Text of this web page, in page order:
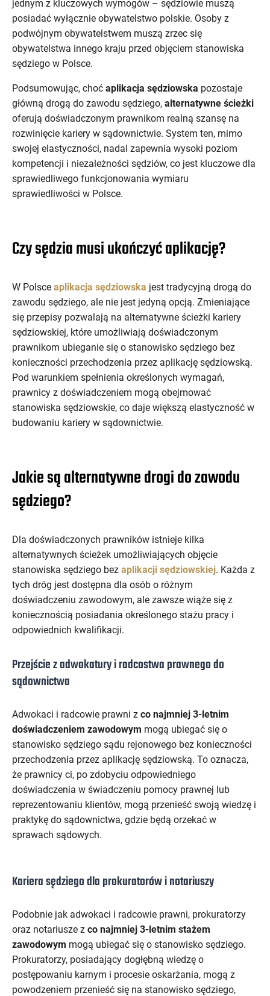
jednym z kluczowych wymogów – sędziowie muszą
posiadać wyłącznie obywatelstwo polskie. Osoby z
podwójnym obywatelstwem muszą zrzec się
obywatelstwa innego kraju przed objęciem stanowiska
sędziego w Polsce.
Podsumowując, choć aplikacja sędziowska pozostaje
główną drogą do zawodu sędziego, alternatywne ścieżki
oferują doświadczonym prawnikom realną szansę na
rozwinięcie kariery w sądownictwie. System ten, mimo
swojej elastyczności, nadal zapewnia wysoki poziom
kompetencji i niezależności sędziów, co jest kluczowe dla
sprawiedliwego funkcjonowania wymiaru
sprawiedliwości w Polsce.
Czy sędzia musi ukończyć aplikację?
W Polsce aplikacja sędziowska jest tradycyjną drogą do
zawodu sędziego, ale nie jest jedyną opcją. Zmieniające
się przepisy pozwalają na alternatywne ścieżki kariery
sędziowskiej, które umożliwiają doświadczonym
prawnikom ubieganie się o stanowisko sędziego bez
konieczności przechodzenia przez aplikację sędziowską.
Pod warunkiem spełnienia określonych wymagań,
prawnicy z doświadczeniem mogą obejmować
stanowiska sędziowskie, co daje większą elastyczność w
budowaniu kariery w sądownictwie.
Jakie są alternatywne drogi do zawodu
sędziego?
Dla doświadczonych prawników istnieje kilka
alternatywnych ścieżek umożliwiających objęcie
stanowiska sędziego bez aplikacji sędziowskiej. Każda z
tych dróg jest dostępna dla osób o różnym
doświadczeniu zawodowym, ale zawsze wiąże się z
koniecznością posiadania określonego stażu pracy i
odpowiednich kwalifikacji.
Przejście z adwokatury i radcostwa prawnego do
sądownictwa
Adwokaci i radcowie prawni z co najmniej 3-letnim
doświadczeniem zawodowym mogą ubiegać się o
stanowisko sędziego sądu rejonowego bez konieczności
przechodzenia przez aplikację sędziowską. To oznacza,
że prawnicy ci, po zdobyciu odpowiedniego
doświadczenia w świadczeniu pomocy prawnej lub
reprezentowaniu klientów, mogą przenieść swoją wiedzę i
praktykę do sądownictwa, gdzie będą orzekać w
sprawach sądowych.
Kariera sędziego dla prokuratorów i notariuszy
Podobnie jak adwokaci i radcowie prawni, prokuratorzy
oraz notariusze z co najmniej 3-letnim stażem
zawodowym mogą ubiegać się o stanowisko sędziego.
Prokuratorzy, posiadający dogłębną wiedzę o
postępowaniu karnym i procesie oskarżania, mogą z
powodzeniem przenieść się na stanowisko sędziego,